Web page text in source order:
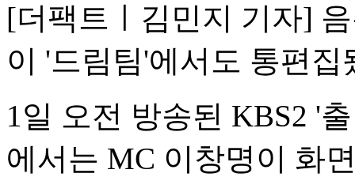
[더팩트ㅣ김민지 기자]
이 '드림팀'에서도 통편집
1일 오전 방송된 KBS2 '
에서는 MC 이창명이 화